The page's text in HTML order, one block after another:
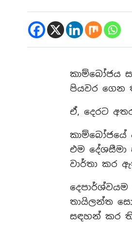
කාම්බෝජය
පියවර ගෙන
ඒ, දෙරට
කාම්බෝජයේ
එම
වාර්තා කර
තායිලන්ත
සඳහන් කර